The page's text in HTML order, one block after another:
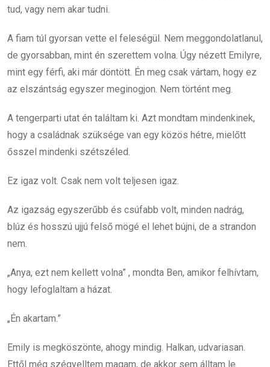
tud, vagy nem akar tudni.
A fiam túl gyorsan vette el feleségül. Nem meggondolatlanul,
de gyorsabban, mint én szerettem volna. Úgy nézett Emilyre,
mint egy férfi, aki már döntött. Én meg csak vártam, hogy ez
az elszántság egyszer meginogjon. Nem történt meg.
A tengerparti utat én találtam ki. Azt mondtam mindenkinek,
hogy a családnak szüksége van egy közös hétre, mielőtt
ősszel mindenki szétszéled.
Ez igaz volt. Csak nem volt teljesen igaz.
Az igazság egyszerűbb és csúfabb volt, minden nadrág,
blúz és hosszú ujjú felső mögé el lehet bújni, de a strandon
nem.
„Anya, ezt nem kellett volna” , mondta Ben, amikor felhívtam,
hogy lefoglaltam a házat.
„Én akartam.”
Emily is megköszönte, ahogy mindig. Halkan, udvariasan.
Ettől még szégyelltem magam, de akkor sem álltam le.